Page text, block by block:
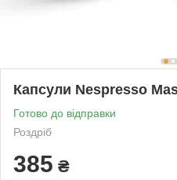
Капсули Nespresso
Готово до відправки
Роздріб
385 ₴